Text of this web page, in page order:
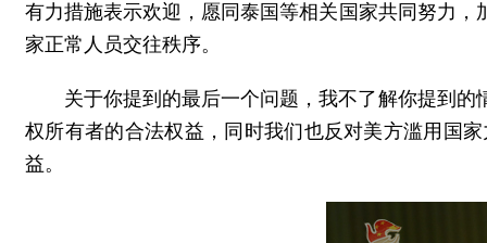
有力措施表示欢迎，愿同泰国等相关国家共同努力
家正常人员交往秩序。
关于你提到的最后一个问题，我不了解你提到
权所有者的合法权益，同时我们也反对美方滥用国
益。